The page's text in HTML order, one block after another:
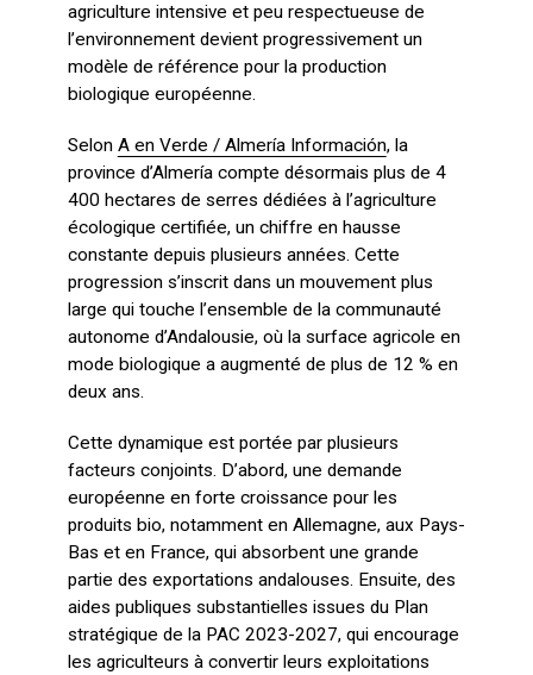
agriculture intensive et peu respectueuse de
l’environnement devient progressivement un
modèle de référence pour la production
biologique européenne.
Selon A en Verde / Almería Información, la
province d’Almería compte désormais plus de 4
400 hectares de serres dédiées à l’agriculture
écologique certifiée, un chiffre en hausse
constante depuis plusieurs années. Cette
progression s’inscrit dans un mouvement plus
large qui touche l’ensemble de la communauté
autonome d’Andalousie, où la surface agricole en
mode biologique a augmenté de plus de 12 % en
deux ans.
Cette dynamique est portée par plusieurs
facteurs conjoints. D’abord, une demande
européenne en forte croissance pour les
produits bio, notamment en Allemagne, aux Pays-
Bas et en France, qui absorbent une grande
partie des exportations andalouses. Ensuite, des
aides publiques substantielles issues du Plan
stratégique de la PAC 2023-2027, qui encourage
les agriculteurs à convertir leurs exploitations